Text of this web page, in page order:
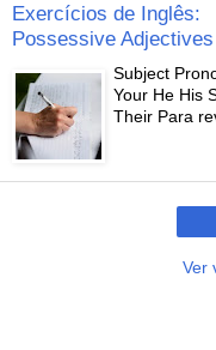
Exercícios de Inglês:
Possessive Adjectives
Subject
Your He His
Their Para
Ver